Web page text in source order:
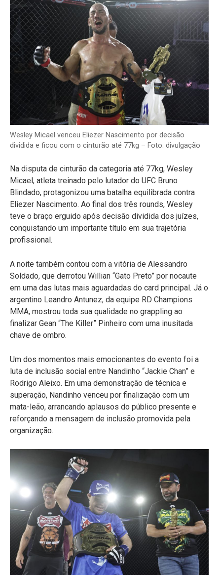
Wesley Micael venceu Eliezer Nascimento por decisão
dividida e ficou com o cinturão até 77kg – Foto: divulgação
Na disputa de cinturão da categoria até 77kg, Wesley
Micael, atleta treinado pelo lutador do UFC Bruno
Blindado, protagonizou uma batalha equilibrada contra
Eliezer Nascimento. Ao final dos três rounds, Wesley
teve o braço erguido após decisão dividida dos juízes,
conquistando um importante título em sua trajetória
profissional.
A noite também contou com a vitória de Alessandro
Soldado, que derrotou Willian “Gato Preto” por nocaute
em uma das lutas mais aguardadas do card principal. Já o
argentino Leandro Antunez, da equipe RD Champions
MMA, mostrou toda sua qualidade no grappling ao
finalizar Gean “The Killer” Pinheiro com uma inusitada
chave de ombro.
Um dos momentos mais emocionantes do evento foi a
luta de inclusão social entre Nandinho “Jackie Chan” e
Rodrigo Aleixo. Em uma demonstração de técnica e
superação, Nandinho venceu por finalização com um
mata-leão, arrancando aplausos do público presente e
reforçando a mensagem de inclusão promovida pela
organização.